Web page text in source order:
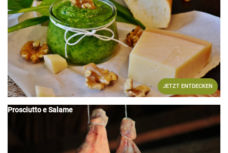
JETZT ENTDECKEN
Prosciutto e Salame